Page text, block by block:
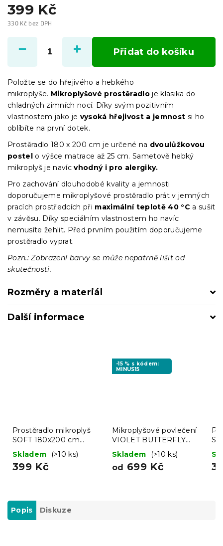
399 Kč
330 Kč bez DPH
cena:
Přidat do košíku
Položte se do hřejivého a hebkého
mikroplyše. Mikroplyšové prostěradloje klasika do
chladných zimních nocí. Díky svým pozitivním
vlastnostem jako je vysoká hřejivost a jemnost si ho
oblíbíte na první dotek.
Prostěradlo 180 x 200 cm je určené na dvoulůžkovou
postel o výšce matrace až 25 cm. Sametově hebký
mikroplyš je navícvhodný i pro alergiky.
Pro zachování dlouhodobé kvality a jemnosti
doporučujeme mikroplyšové prostěradlo prát v jemných
pracích prostředcích při maximální teplotě 40 °C a sušit
v závěsu. Díky speciálním vlastnostem ho navíc
nemusíte žehlit. Před prvním použitím doporučujeme
prostěradlo vyprat.
Pozn.: Zobrazení barvy se může nepatrně lišit od
skutečnosti.
Rozměry a materiál
Další informace
Prostěradlo mikroplyš
SOFT 180x200 cm
mentolové
Skladem (>10 ks)
399 Kč
-15 % s kódem:
MINUS15
Mikroplyšové povlečení
VIOLET BUTTERFLY
tmavě modré
Skladem (>10 ks)
od 699 Kč
Popis Diskuze